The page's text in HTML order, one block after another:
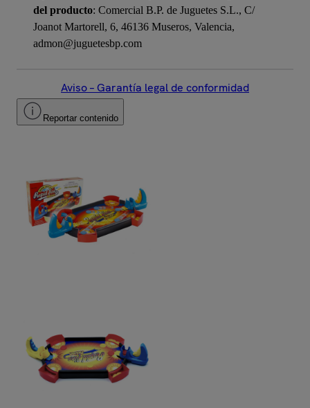
del producto: Comercial B.P. de Juguetes S.L., C/
Joanot Martorell, 6, 46136 Museros, Valencia,
admon@juguetesbp.com
Aviso – Garantía legal de conformidad
Reportar contenido